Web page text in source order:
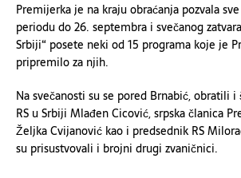
Premijerka je na kraju obraćanja pozvala
periodu do 26. septembra i svečanog
Srbiji“ posete neki od 15 programa koje je
pripremilo za njih.
Na svečanosti su se pored Brnabić, obratili
RS u Srbiji Mlađen Cicović, srpska članica
Željka Cvijanović kao i predsednik RS
su prisustvovali i brojni drugi zvaničnici.